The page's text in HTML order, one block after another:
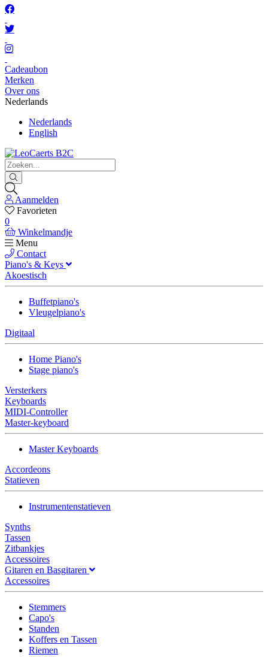
Cadeaubon
Merken
Over ons
Nederlands
Nederlands
English
Aanmelden
Favorieten
0
Winkelmandje
Menu
Contact
Piano's & Keys
Akoestisch
Buffetpiano's
Vleugelpiano's
Digitaal
Home Piano's
Stage piano's
Versterkers
Keyboards
MIDI-Controller
Master-keyboard
Master Keyboards
Accordeons
Statieven
Instrumentenstatieven
Synths
Tassen
Zitbankjes
Accessoires
Gitaren en Basgitaren
Accessoires
Stemmers
Capo's
Standen
Koffers en Tassen
Riemen